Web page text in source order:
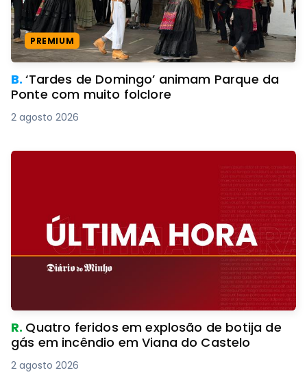
PREMIUM
B.‘Tardes de Domingo’ animam Parque da
Ponte com muito folclore
2 agosto 2026
R. Quatro feridos em explosão de botija de
gás em incêndio em Viana do Castelo
2 agosto 2026